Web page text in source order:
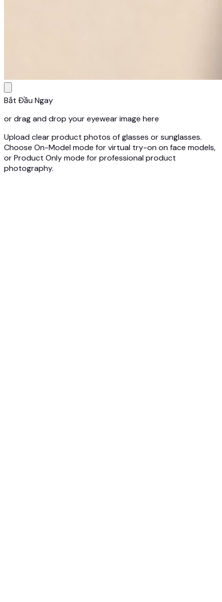
Bắt Đầu Ngay
or drag and drop your eyewear image here
Upload clear product photos of glasses or sunglasses.
Choose On-Model mode for virtual try-on on face models,
or Product Only mode for professional product
photography.